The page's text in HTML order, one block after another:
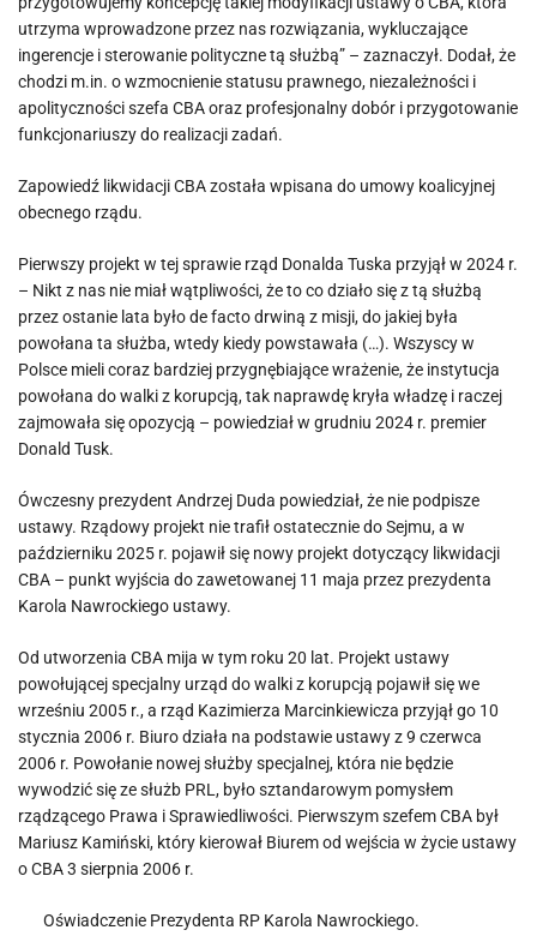
utrzyma wprowadzone przez nas rozwiązania, wykluczające
ingerencje i sterowanie polityczne tą służbą” – zaznaczył. Dodał, że
chodzi m.in. o wzmocnienie statusu prawnego, niezależności i
apolityczności szefa CBA oraz profesjonalny dobór i przygotowanie
funkcjonariuszy do realizacji zadań.
Zapowiedź likwidacji CBA została wpisana do umowy koalicyjnej
obecnego rządu.
Pierwszy projekt w tej sprawie rząd Donalda Tuska przyjął w 2024 r.
– Nikt z nas nie miał wątpliwości, że to co działo się z tą służbą
przez ostanie lata było de facto drwiną z misji, do jakiej była
powołana ta służba, wtedy kiedy powstawała (…). Wszyscy w
Polsce mieli coraz bardziej przygnębiające wrażenie, że instytucja
powołana do walki z korupcją, tak naprawdę kryła władzę i raczej
zajmowała się opozycją – powiedział w grudniu 2024 r. premier
Donald Tusk.
Ówczesny prezydent Andrzej Duda powiedział, że nie podpisze
ustawy. Rządowy projekt nie trafił ostatecznie do Sejmu, a w
październiku 2025 r. pojawił się nowy projekt dotyczący likwidacji
CBA – punkt wyjścia do zawetowanej 11 maja przez prezydenta
Karola Nawrockiego ustawy.
Od utworzenia CBA mija w tym roku 20 lat. Projekt ustawy
powołującej specjalny urząd do walki z korupcją pojawił się we
wrześniu 2005 r., a rząd Kazimierza Marcinkiewicza przyjął go 10
stycznia 2006 r. Biuro działa na podstawie ustawy z 9 czerwca
2006 r. Powołanie nowej służby specjalnej, która nie będzie
wywodzić się ze służb PRL, było sztandarowym pomysłem
rządzącego Prawa i Sprawiedliwości. Pierwszym szefem CBA był
Mariusz Kamiński, który kierował Biurem od wejścia w życie ustawy
o CBA 3 sierpnia 2006 r.
Oświadczenie Prezydenta RP Karola Nawrockiego.